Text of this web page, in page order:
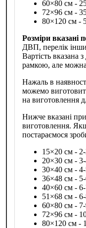
60×80 см -
72×96 см -
80×120 см -
Розміри вказані
ДВП, перелік
Вартість вказана
рамкою, але можна
Нажаль в
можемо
на виготовлення
Нижче вказані
виготовлення.
постараємося
15×20 см - 2-
20×30 см - 3-
30×40 см - 4-
36×48 см - 5-
40×60 см - 6-
51×68 см - 6-
60×80 см - 7-
72×96 см -
80×120 см -